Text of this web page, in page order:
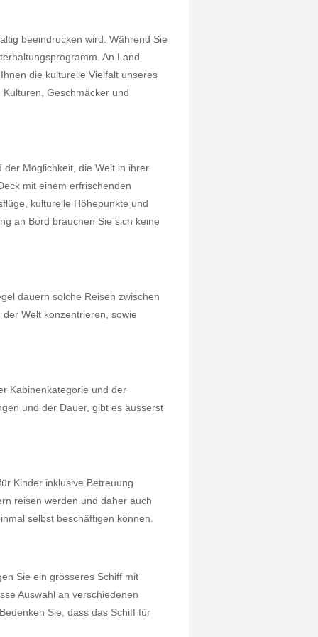
beeindrucken wird. Während Sie
An Land
die kulturelle Vielfalt unseres
Geschmäcker und
der Möglichkeit, die Welt in ihrer
mit einem erfrischenden
kulturelle Höhepunkte und
an Bord brauchen Sie sich keine
dauern solche Reisen zwischen
Welt konzentrieren, sowie
Kabinenkategorie und der
und der Dauer, gibt es äusserst
Kinder inklusive Betreuung
reisen werden und daher auch
selbst beschäftigen können.
Sie ein grösseres Schiff mit
Auswahl an verschiedenen
Sie, dass das Schiff für